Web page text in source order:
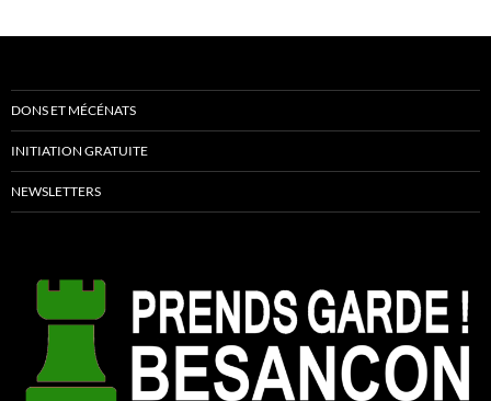
DONS ET MÉCÉNATS
INITIATION GRATUITE
NEWSLETTERS